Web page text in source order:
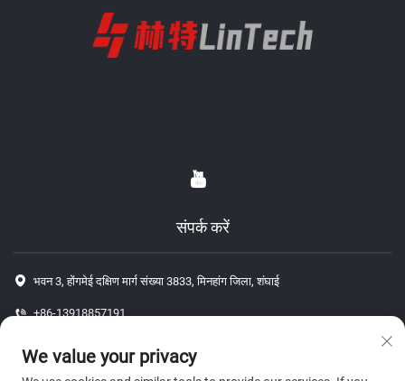
संपर्क करें
भवन 3, होंगमेई दक्षिण मार्ग संख्या 3833, मिनहांग जिला, शंघाई
+86-13918857191
[email protected]
We value your privacy